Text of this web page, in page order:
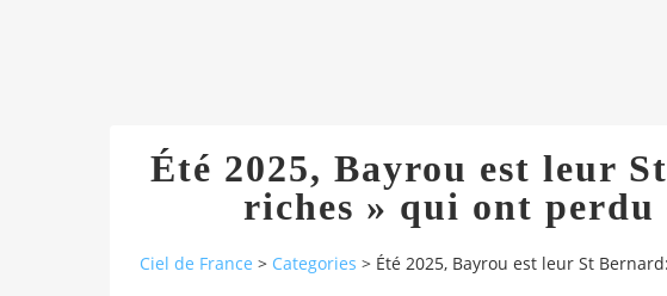
Été 2025, Bayrou est leur
riches » qui ont
Ciel de France > Categories > Été 2025, Bayrou est leur St